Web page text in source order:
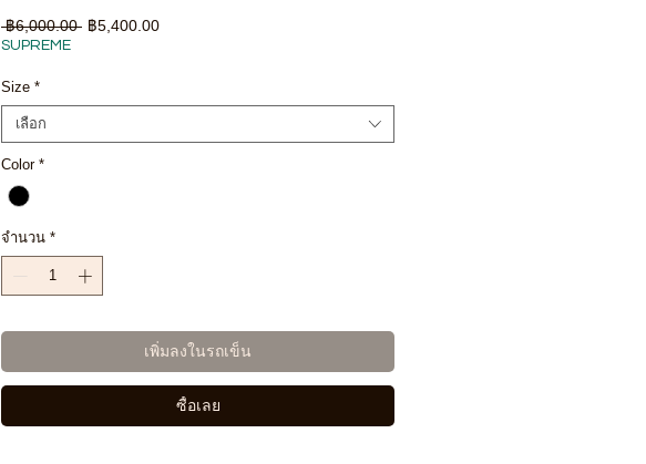
฿6,000.00 ราคา
฿5,400.00ราคา
SUPREME
Size *
เลือก
Color *
จำนวน *
เพิ่มลงในรถเข็น
ซื้อเลย